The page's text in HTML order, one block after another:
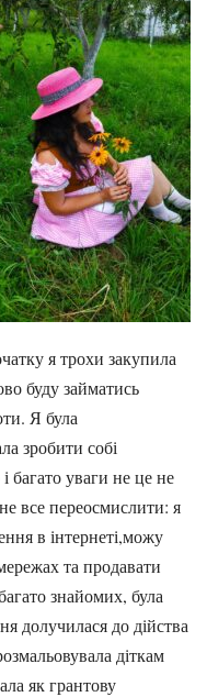
я трохи закупила
буду займатись
Я була
зробити собі
багато уваги не це не
все переосмислити: я
в інтернеті,можу
та продавати
знайомих, була
долучилася до дійства
діткам
як грантову